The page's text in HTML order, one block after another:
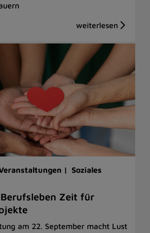
| Soziales
Zeit für
am 22. September macht Lust